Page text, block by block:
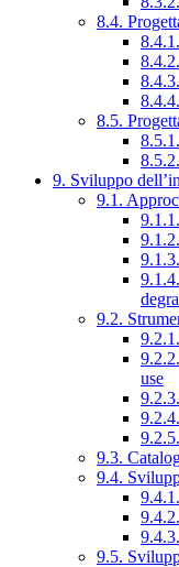
8.4.
8.5.
9. Sviluppo
9.1.
9.2.
use
9.3.
9.4.
9.5.